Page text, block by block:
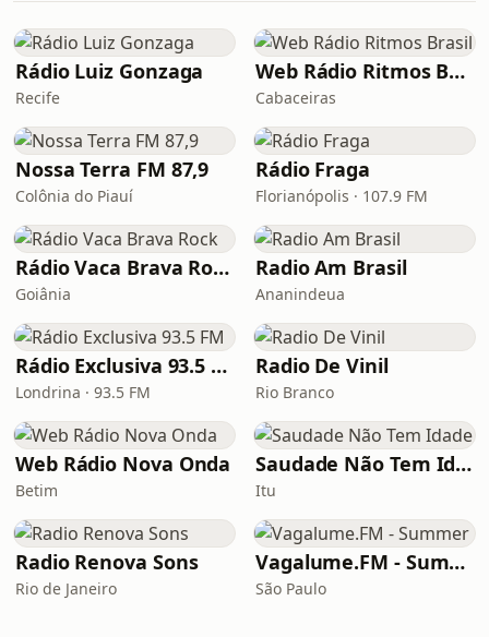
Rádio Luiz Gonzaga
Recife
Web Rádio Ritmos Brasil
Cabaceiras
Nossa Terra FM 87,9
Colônia do Piauí
Rádio Fraga
Florianópolis · 107.9 FM
Rádio Vaca Brava Rock
Goiânia
Radio Am Brasil
Ananindeua
Rádio Exclusiva 93.5 FM
Londrina · 93.5 FM
Radio De Vinil
Rio Branco
Web Rádio Nova Onda
Betim
Saudade Não Tem Idade
Itu
Radio Renova Sons
Rio de Janeiro
Vagalume.FM - Summer
São Paulo